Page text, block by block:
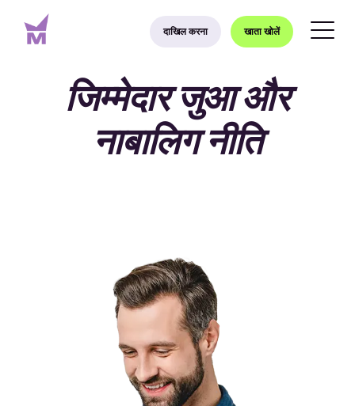
दाखिल करना खाता खोलें
जिम्मेदार जुआ और
नाबालिग नीति